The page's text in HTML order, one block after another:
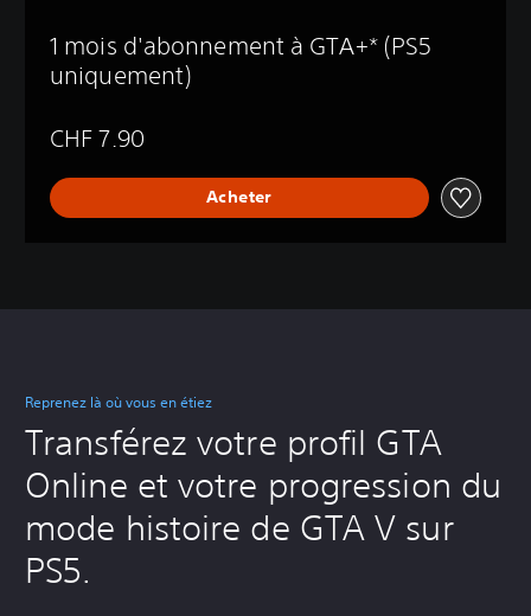
‎1 mois d'abonnement à GTA+* (PS5
uniquement)
CHF 7.90
Acheter
Reprenez là où vous en étiez
Transférez votre profil GTA
Online et votre progression du
mode histoire de GTA V sur
PS5.